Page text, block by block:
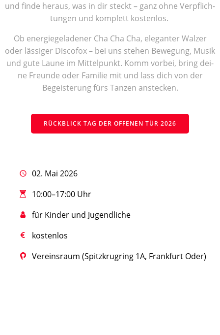
und fin­de her­aus, was in dir steckt – ganz ohne Ver­pflich­
tun­gen und kom­plett kostenlos.
Ob ener­gie­ge­la­de­ner Cha Cha Cha, ele­gan­ter Wal­zer
oder läs­si­ger Dis­co­fox – bei uns ste­hen Bewe­gung, Musik
und gute Lau­ne im Mit­tel­punkt. Komm vor­bei, bring dei­
ne Freun­de oder Fami­lie mit und lass dich von der
Begeis­te­rung fürs Tan­zen anstecken.
RÜCK­BLICK TAG DER OFFE­NEN TÜR 2026
02. Mai 2026
10:00–17:00 Uhr
für Kin­der und Jugendliche
kos­ten­los
Ver­eins­raum (Spitz­krug­ring 1A, Frank­furt Oder)